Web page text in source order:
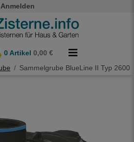
Anmelden
0Artikel 0,00 €
Sammelgrube BlueLine II Typ 2600